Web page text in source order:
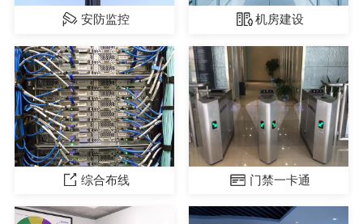
安防监控 机房建设
综合布线 门禁一卡通